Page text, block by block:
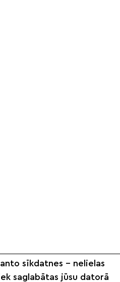
sīkdatnes – nelielas
saglabātas jūsu datorā